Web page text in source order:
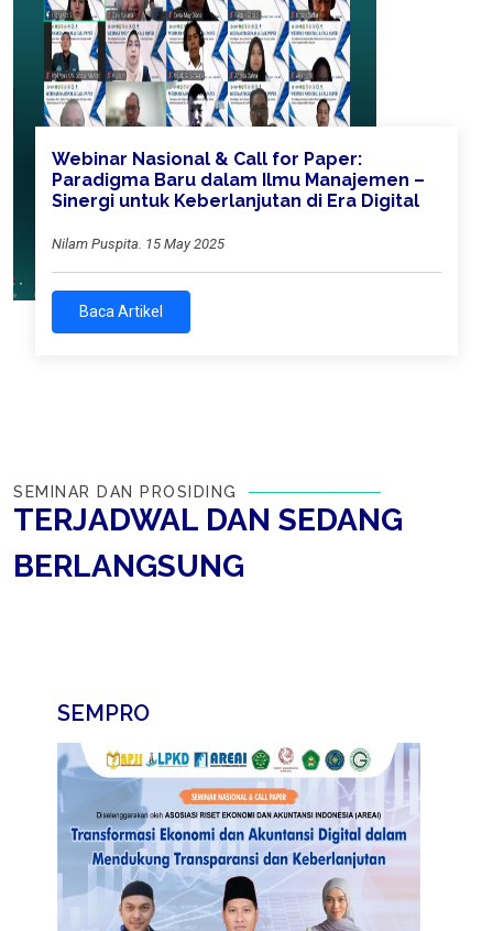
Webinar Nasional & Call for Paper:
Paradigma Baru dalam Ilmu Manajemen –
Sinergi untuk Keberlanjutan di Era Digital
Nilam Puspita. 15 May 2025
Baca Artikel
SEMINAR DAN PROSIDING
TERJADWAL DAN SEDANG
BERLANGSUNG
SEMPRO